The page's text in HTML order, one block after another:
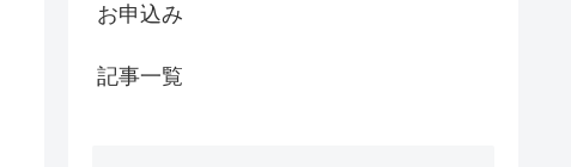
お申込み
記事一覧